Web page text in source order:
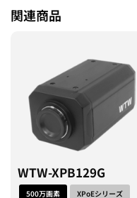
関連商品
WTW-XPB129G
500万画素 XPoEシリーズ